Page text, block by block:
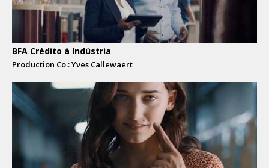
BFA Crédito à Indústria
Production Co.: Yves Callewaert